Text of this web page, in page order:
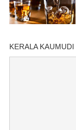
KERALA KAUMUDI